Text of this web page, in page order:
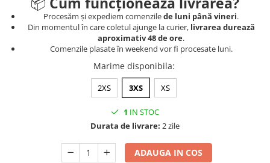
Procesăm și expediem comenzilede luni până vineri.
Din momentul în care coletul ajunge la curier, livrarea durează
aproximativ 48 de ore.
Comenzile plasate în weekend vor fi procesate luni.
Marime disponibila:
2XS 3XS XS
1 IN STOC
Durata de livrare: 2 zile
ADAUGA IN COS